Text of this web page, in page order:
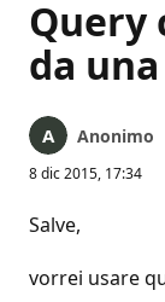
Query
da
Anonimo
8 dic 2015, 17:34
Salve,
vorrei usare